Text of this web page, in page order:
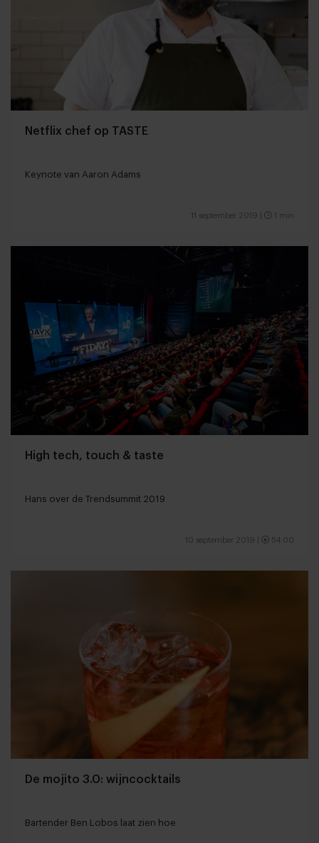
Netflix chef op TASTE
Keynote van Aaron Adams
11 september 2019 1 min
High tech, touch & taste
Hans over de Trendsummit 2019
10 september 2019 54:00
De mojito 3.0: wijncocktails
Bartender Ben Lobos laat zien hoe